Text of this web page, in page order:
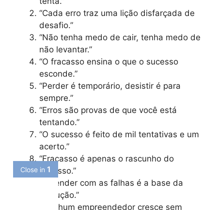
“Cada erro traz uma lição disfarçada de
desafio.”
“Não tenha medo de cair, tenha medo de
não levantar.”
“O fracasso ensina o que o sucesso
esconde.”
“Perder é temporário, desistir é para
sempre.”
“Erros são provas de que você está
tentando.”
“O sucesso é feito de mil tentativas e um
acerto.”
“Fracasso é apenas o rascunho do
sucesso.”
“Aprender com as falhas é a base da
evolução.”
“Nenhum empreendedor cresce sem